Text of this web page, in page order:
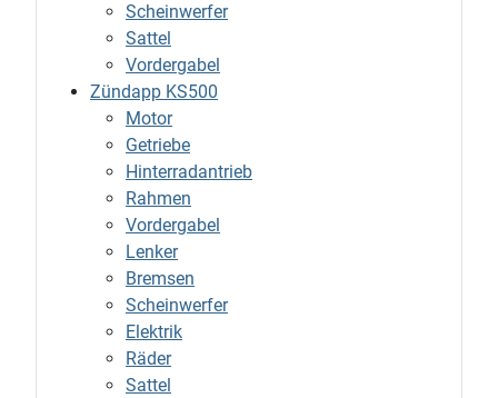
Scheinwerfer
Sattel
Vordergabel
Zündapp KS500
Motor
Getriebe
Hinterradantrieb
Rahmen
Vordergabel
Lenker
Bremsen
Scheinwerfer
Elektrik
Räder
Sattel